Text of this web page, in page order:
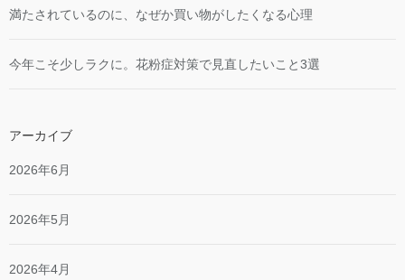
満たされているのに、なぜか買い物がしたくなる心理
今年こそ少しラクに。花粉症対策で見直したいこと3選
アーカイブ
2026年6月
2026年5月
2026年4月